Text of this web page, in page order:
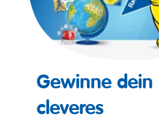
Gewinne dein
cleveres